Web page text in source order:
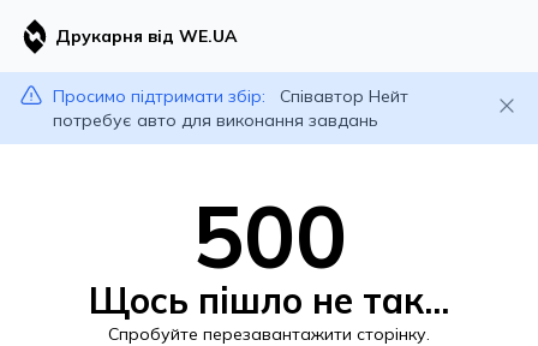
Друкарня від WE.UA
Просимо підтримати збір:
Співавтор Нейт
потребує авто для виконання завдань
500
Щось пішло не так...
Спробуйте перезавантажити сторінку.